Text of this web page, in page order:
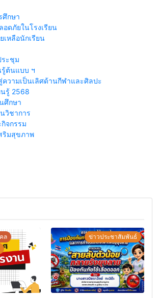
ศึกษา
ดภัยในโรงเรียน
เหลือนักเรียน
ระชุม
รู้ต้นแบบ ฯ
ความเป็นเลิศด้านกีฬาและศิลปะ
รู้ 2568
ศึกษา
วิชาการ
จกรรม
ริมสุขภาพ
ล
ข่าวประชาสัมพันธ์